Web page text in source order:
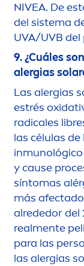
NIVEA. De
del sistema
UVA/UVB del
9. ¿Cuáles
alergias
Las alergias
estrés
radicales
las células
y cause
síntomas
más
alrededor del
realmente
para las
las alergias